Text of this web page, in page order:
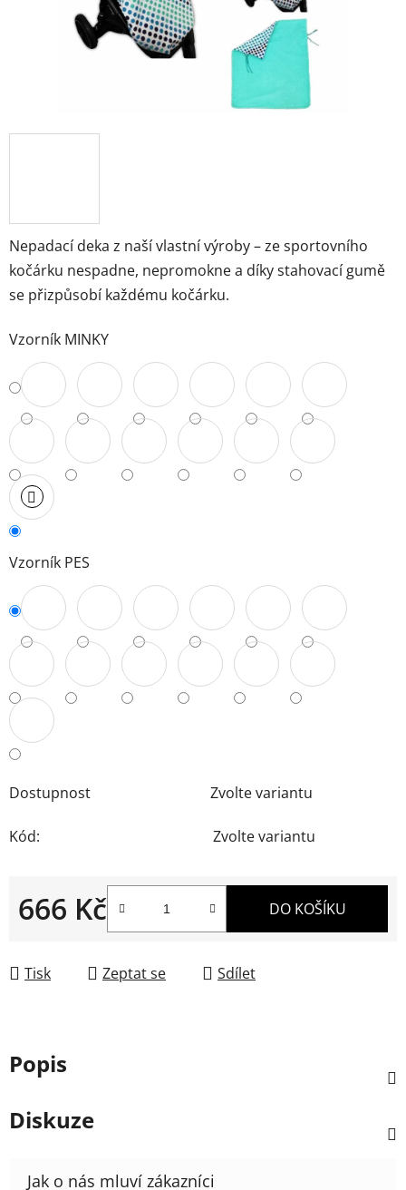
Nepadací deka z naší vlastní výroby – ze sportovního
kočárku nespadne, nepromokne a díky stahovací gumě
se přizpůsobí každému kočárku.
Vzorník MINKY
Vzorník PES
Dostupnost Zvolte variantu
Kód: Zvolte variantu
666 Kč DO KOŠÍKU
Tisk Zeptat se Sdílet
Popis
Diskuze